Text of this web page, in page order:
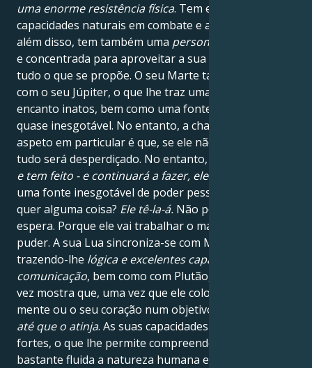
uma enorme resistência física. Tem excelentes
capacidades naturais em combate e atletismo. Para
além disso, tem também uma personalidade decidida
e concentrada para aproveitar a sua paixão inata em
tudo o que se propõe. O seu Marte também dança
com o seu Júpiter, o que lhe traz uma sorte e um
encanto inatos, bem como uma fonte de energia
quase inesgotável. No entanto, a chave para este
aspeto em particular é que, se ele não fizer nada,
tudo será desperdiçado. No entanto, porque
e tem feito - e continuará a fazer, eledesbloqueou
uma fonte inesgotável de poder pessoal cósmico. Ele
quer alguma coisa? Ele tê-la-á. Não porque está à
espera. Porque ele vai trabalhar o mais duro que
puder. A sua Lua sincroniza-se com Mercúrio,
trazendo-lhe lógica e excelentes capacidades de
comunicação, bem como com Plutão, que mais uma
vez mostra que, uma vez que ele coloque a sua
mente ou o seu coração num objetivo,
até que o atinja. As suas capacidades intuitivas são
fortes, o que lhe permite compreender de forma
bastante fluida a natureza humana e as motivações